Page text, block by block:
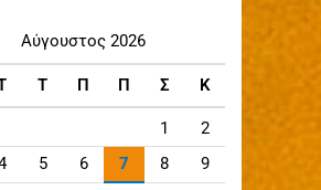
Αύγουστος 2026
Τ Π Π Σ Κ
1
2
5 6 7 8
9